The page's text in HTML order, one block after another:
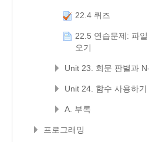
22.4 퀴즈
22.5 연습문제: 파
오기
Unit 23. 회문 판별과
Unit 24. 함수 사용하기
A. 부록
프로그래밍